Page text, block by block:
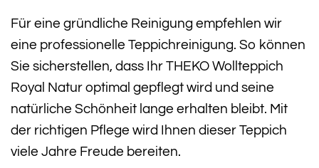
Für eine gründliche Reinigung empfehlen wir
eine professionelle Teppichreinigung. So können
Sie sicherstellen, dass Ihr THEKO Wollteppich
Royal Natur optimal gepflegt wird und seine
natürliche Schönheit lange erhalten bleibt. Mit
der richtigen Pflege wird Ihnen dieser Teppich
viele Jahre Freude bereiten.